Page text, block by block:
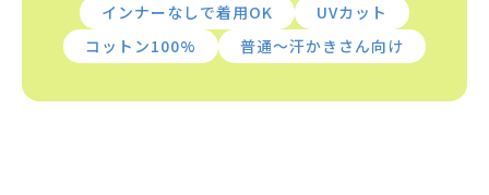
インナーなしで着用OK
UVカット
コットン100%
普通〜汗かきさん向け